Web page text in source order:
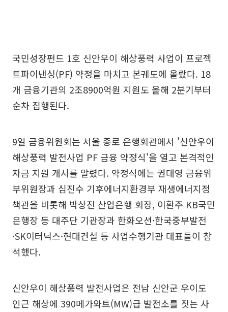
국민성장펀드 1호 신안우이 해상풍력 사업이 프로젝
트파이낸싱(PF) 약정을 마치고 본궤도에 올랐다. 18
개 금융기관의 2조8900억원 지원도 올해 2분기부터
순차 집행된다.
9일 금융위원회는 서울 종로 은행회관에서 '신안우이
해상풍력 발전사업 PF 금융 약정식'을 열고 본격적인
자금 지원 개시를 알렸다. 약정식에는 권대영 금융위
부위원장과 심진수 기후에너지환경부 재생에너지정
책관을 비롯해 박상진 산업은행 회장, 이환주 KB국민
은행장 등 대주단 기관장과 한화오션·한국중부발전
·SK이터닉스·현대건설 등 사업수행기관 대표들이 참
석했다.
신안우이 해상풍력 발전사업은 전남 신안군 우이도
인근 해상에 390메가와트(MW)급 발전소를 짓는 사